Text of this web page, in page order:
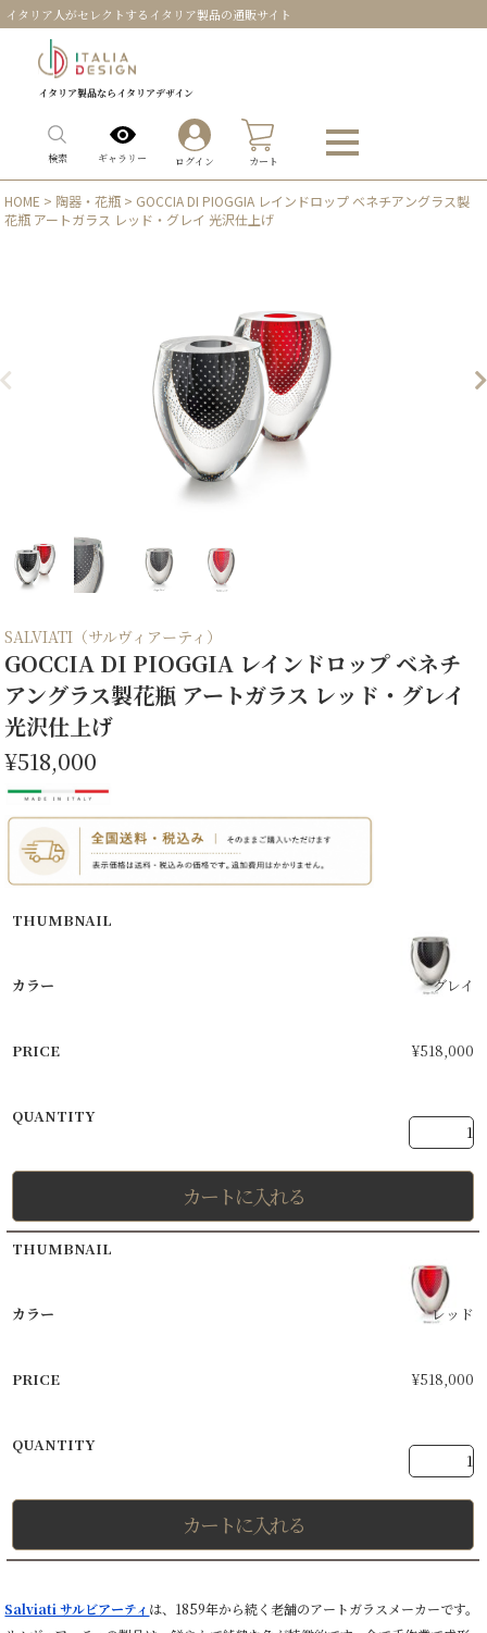
イタリア人がセレクトするイタリア製品の通販サイト
イタリア製品ならイタリアデザイン
検索 ギャラリー ログイン カート
HOME > 陶器・花瓶 > GOCCIA DI PIOGGIA レインドロップ ベネチアングラス製
花瓶 アートガラス レッド・グレイ 光沢仕上げ
SALVIATI（サルヴィアーティ）
GOCCIA DI PIOGGIA レインドロップ ベネチ
アングラス製花瓶 アートガラス レッド・グレイ
光沢仕上げ
¥518,000
グレイ
¥518,000
カートに入れる
レッド
¥518,000
カートに入れる
Salviati サルビアーティ は、1859年から続く老舗のアートガラスメーカーです。